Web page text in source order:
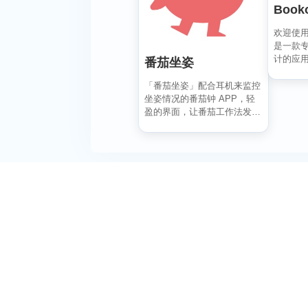
番茄坐姿
「番茄坐姿」配合耳机来监控
坐姿情况的番茄钟 APP，轻
盈的界面，让番茄工作法发挥
欢迎使
是一款
计的应